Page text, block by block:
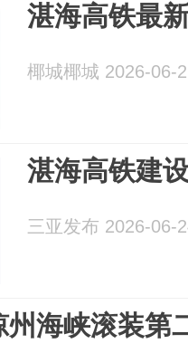
湛海高铁最
椰城椰城 2026-06-
湛海高铁建
三亚发布 2026-06-
海峡滚装第